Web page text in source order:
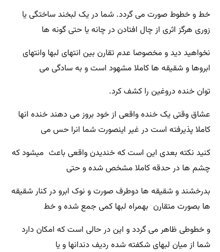
خط و خطوط صورت می گردد. شما در یک لبخند ساختگی یا
زوری هرگز اثری از چال افتادن در چانه یا حتی گونه ها
نخواهید دید و مخصوصا عدم تقارن بین انتهای لبها وانتهای
ابروها و شقیقه ها کاملا مشهود است و به سادگی می
توان خنده دروغین را کشف کرد.
عشاق وقتی یک خنده واقعی از خود بروز می دهند خنده انها
کاملا پذیرفته است در غیر اینصورت شما انرا حس می
کنید نکته بعدی این است که خندیدن واقعی باعث میشود که
چشم ها در حدقه کاملا مشخص شده و حتی
بدرخشند و شقیقه ها دوطرف صورت و نوک ابرو در کنار شقیقه
ها بصورت متقارن بهمراه لبها کمی جمع شده و خط
و خطوطی ظاهر می گردد و این در حالی است که امکان دارد
شما از میان لبهای شکفته شده ردیف دندانها و یا